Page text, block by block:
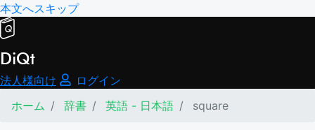
本文へスキップ
DiQt
法人様向け
ログイン
ホーム
辞書 英語 - 日本語 square